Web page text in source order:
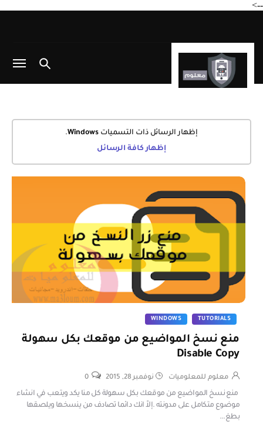
-->
‏إظهار الرسائل ذات التسمياتWindows
.
إظهار كافة الرسائل
TUTORIALS
WINDOWS
منع نسخ المواضيع من موقعك بكل سهولة
Disable Copy
معلوم للمعلوميات نوفمبر 28, 2015 0
منع نسخ المواضيع من موقعك بكل سهولة كل منا يكد ويتعب في انشاء
موضوع متكامل على مدونته .إلاّ انك دائما تصادف من ينسخها ويلصقها
بطغ...